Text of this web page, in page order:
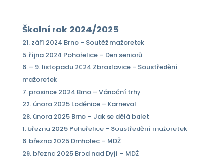
Školní rok 2024/2025
21. září 2024 Brno – Soutěž mažoretek
5. října 2024 Pohořelice – Den seniorů
6. – 9. listopadu 2024 Zbraslavice – Soustředění
mažoretek
7. prosince 2024 Brno – Vánoční trhy
22. února 2025 Loděnice – Karneval
28. února 2025 Brno – Jak se dělá balet
1. března 2025 Pohořelice – Soustředění mažoretek
6. března 2025 Drnholec – MDŽ
29. března 2025 Brod nad Dyjí – MDŽ